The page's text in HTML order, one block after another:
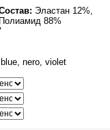
Эластан 12%,
Полиамид 88%
nero, violet